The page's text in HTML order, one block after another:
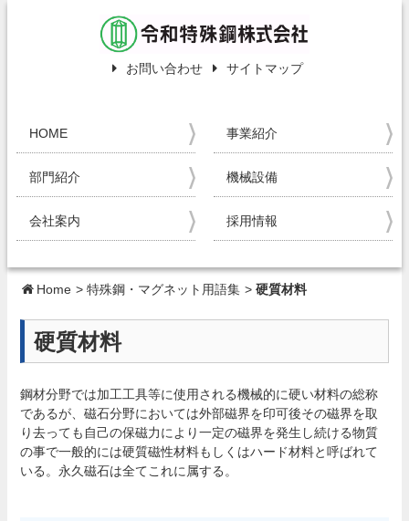
お問い合わせ サイトマップ
HOME 事業紹介
部門紹介 機械設備
会社案内 採用情報
Home > 特殊鋼・マグネット用語集 > 硬質材料
硬質材料
鋼材分野では加工工具等に使用される機械的に硬い材料の総称
であるが、磁石分野においては外部磁界を印可後その磁界を取
り去っても自己の保磁力により一定の磁界を発生し続ける物質
の事で一般的には硬質磁性材料もしくはハード材料と呼ばれて
いる。永久磁石は全てこれに属する。